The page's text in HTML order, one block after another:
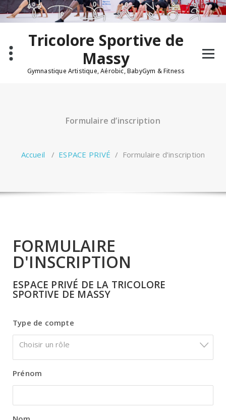
Tricolore Sportive de
Massy
Gymnastique Artistique, Aérobic, BabyGym & Fitness
Formulaire d’inscription
Accueil / ESPACE PRIVÉ / Formulaire d’inscription
FORMULAIRE
D'INSCRIPTION
ESPACE PRIVÉ DE LA TRICOLORE
SPORTIVE DE MASSY
Type de compte
Choisir un rôle
Prénom